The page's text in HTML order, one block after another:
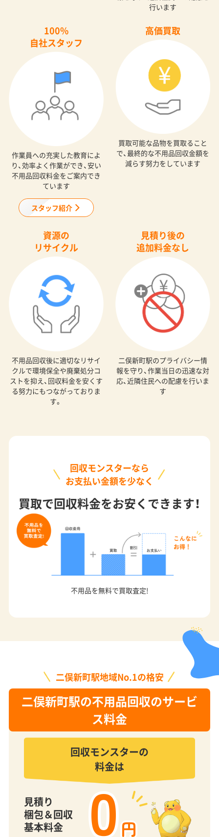
行います
100%
自社スタッフ
作業員への充実した教育によ
り、効率よく作業ができ、安い
不用品回収料金をご案内でき
ています
スタッフ紹介
高価買取
買取可能な品物を買取ること
で、最終的な不用品回収金額を
減らす努力をしています
資源の
リサイクル
不用品回収後に適切なリサイ
クルで環境保全や廃棄処分コ
ストを抑え、回収料金を安くす
る努力にもつながっておりま
す。
見積り後の
追加料金なし
二俣新町駅のプライバシー情
報を守り、作業当日の迅速な対
応、近隣住民への配慮を行いま
す
回収モンスターなら
お支払い金額を少なく
買取で回収料金をお安くできます！
不用品を無料で買取査定!
二俣新町駅地域No.1の格安
二俣新町駅の不用品回収のサービ
ス料金
回収モンスターの
料金は
見積り
梱包＆回収
基本料金
0円